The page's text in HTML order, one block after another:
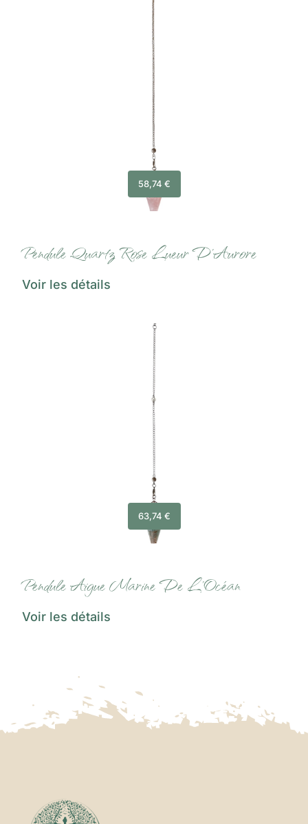
58,74 €
Pendule Quartz Rose Lueur D’Aurore
Voir les détails
63,74 €
Pendule Aigue Marine De L’Océan
Voir les détails